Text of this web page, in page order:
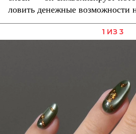
ловить денежные возможности
1 ИЗ 3